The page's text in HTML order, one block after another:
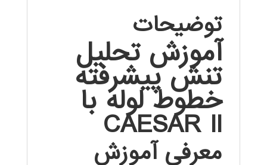
عدد
توضیحات
آموزش تحلیل
تنش پیشرفته
خطوط لوله با
CAESAR II
معرفی آموزش